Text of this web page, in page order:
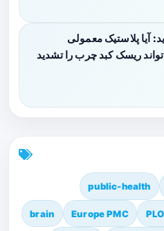
آیا پلاستیک معمولی
ریسک کبد چرب را تشدید
public-health
Europe PMC
brain